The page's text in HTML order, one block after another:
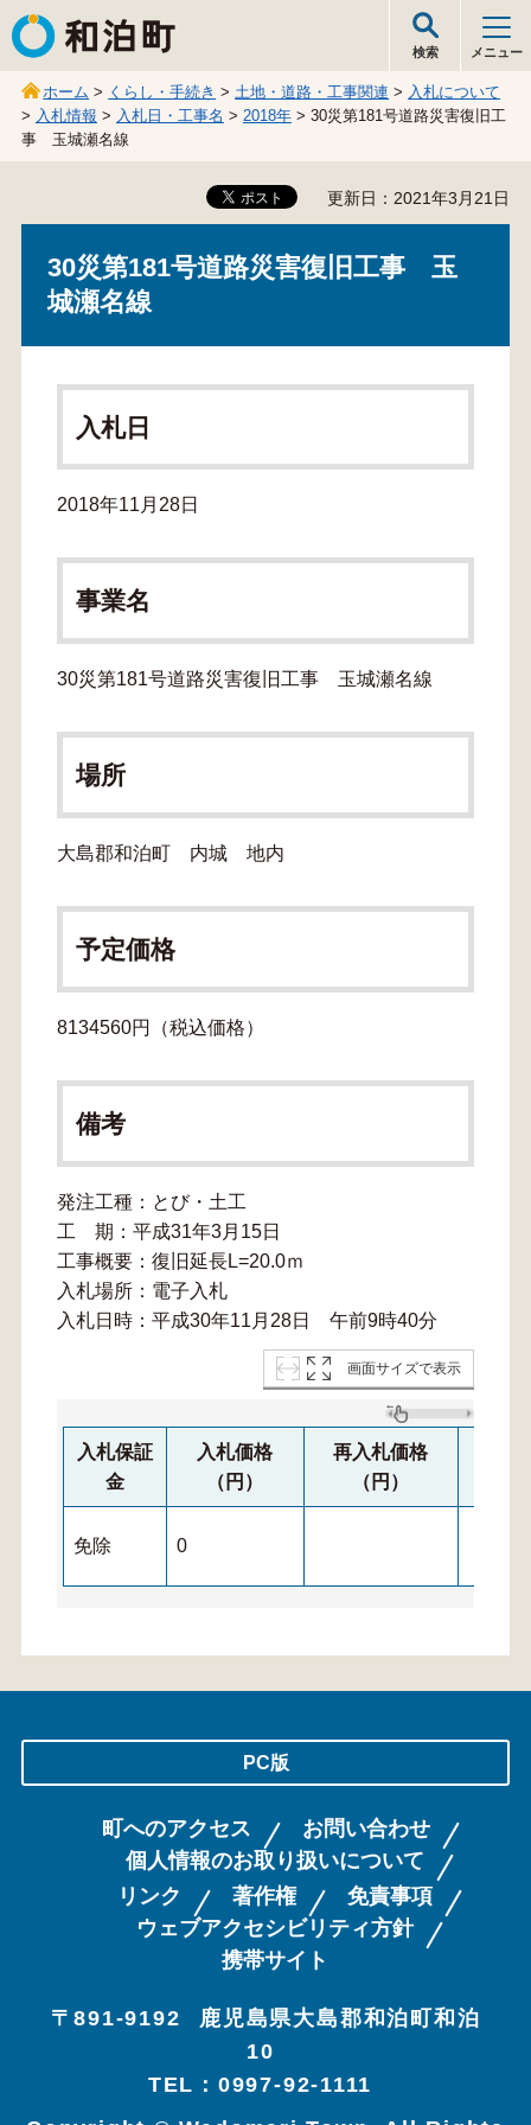
和泊町
検索 メニュー
ホーム > くらし・手続き >土地・道路・工事関連 > 入札について
> 入札情報 > 入札日・工事名 > 2018年> 30災第181号道路災害復旧工
事 玉城瀬名線
更新日：2021年3月21日
30災第181号道路災害復旧工事 玉
城瀬名線
入札日
2018年11月28日
事業名
30災第181号道路災害復旧工事 玉城瀬名線
場所
大島郡和泊町 内城 地内
予定価格
8134560円（税込価格）
備考
発注工種：とび・土工
工 期：平成31年3月15日
工事概要：復旧延長L=20.0ｍ
入札場所：電子入札
入札日時：平成30年11月28日 午前9時40分
画面サイズで表示
入札保証
金
入札価格
（円）
再入札価格
（円）
免除 0
PC版
町へのアクセス
お問い合わせ
個人情報のお取り扱いについて
リンク
著作権
免責事項
ウェブアクセシビリティ方針
携帯サイト
〒891-9192
鹿児島県大島郡和泊町和泊
10
TEL：0997-92-1111